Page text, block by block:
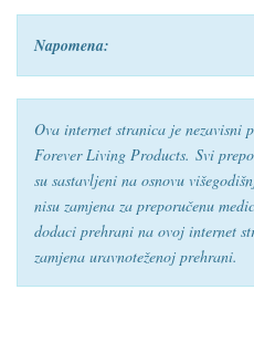
Napomena:
Ova internet stranica je nezavisni
Forever Living Products. Svi
su sastavljeni na osnovu
nisu zamjena za preporučenu
dodaci prehrani na ovoj internet
zamjena uravnoteženoj prehrani.